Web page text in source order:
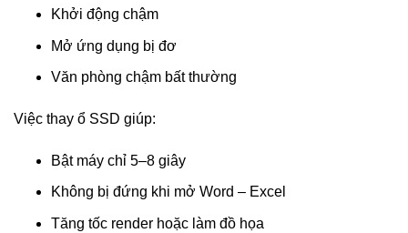
Khởi động chậm
Mở ứng dụng bị đơ
Văn phòng chậm bất thường
Việc thay ổ SSD giúp:
Bật máy chỉ 5–8 giây
Không bị đứng khi mở Word – Excel
Tăng tốc render hoặc làm đồ họa